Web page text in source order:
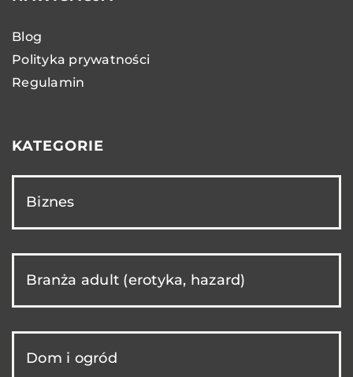
Blog
Polityka prywatności
Regulamin
KATEGORIE
Biznes
Branża adult (erotyka, hazard)
Dom i ogród